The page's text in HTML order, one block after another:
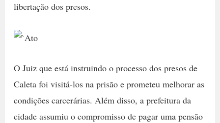
libertação dos presos.
O Juiz que está instruindo o processo dos presos de
Caleta foi visitá-los na prisão e prometeu melhorar as
condições carcerárias. Além disso, a prefeitura da
cidade assumiu o compromisso de pagar uma pensão